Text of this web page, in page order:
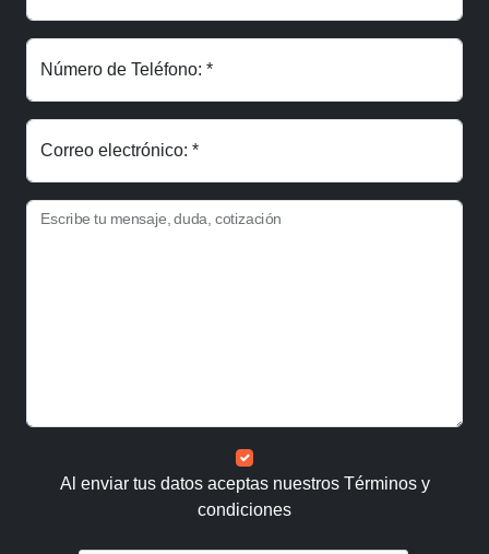
Número de Teléfono: *
Correo electrónico: *
Escribe tu mensaje, duda, cotización
Al enviar tus datos aceptas nuestros Términos y
condiciones